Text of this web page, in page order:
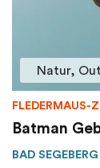
Natur,
FLEDERMAUS-
Batman
BAD SEGEBERG